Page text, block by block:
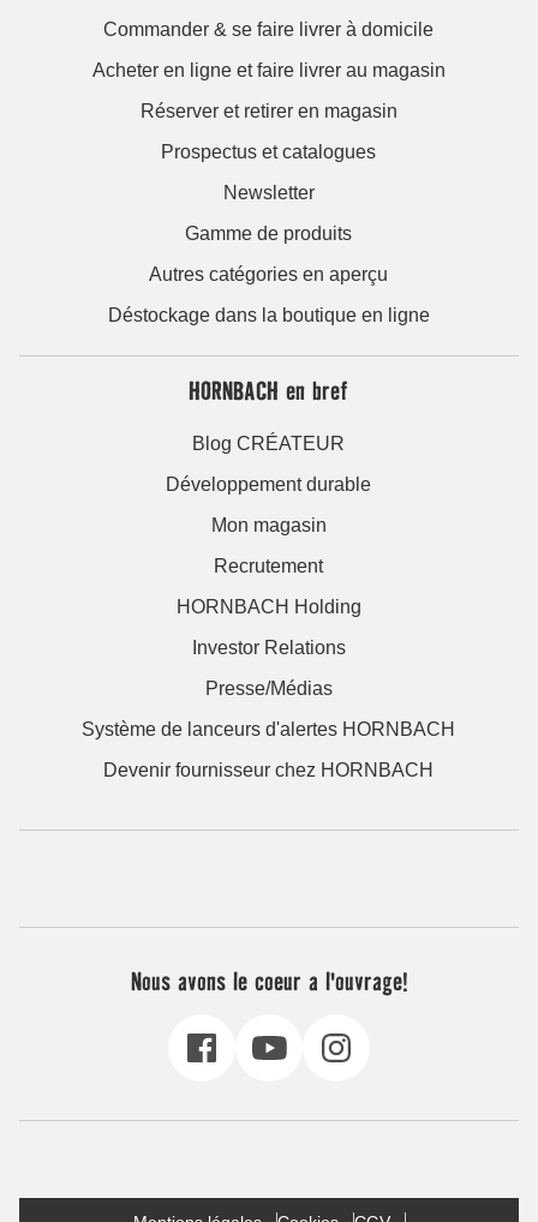
Commander & se faire livrer à domicile
Acheter en ligne et faire livrer au magasin
Réserver et retirer en magasin
Prospectus et catalogues
Newsletter
Gamme de produits
Autres catégories en aperçu
Déstockage dans la boutique en ligne
HORNBACH en bref
Blog CRÉATEUR
Développement durable
Mon magasin
Recrutement
HORNBACH Holding
Investor Relations
Presse/Médias
Système de lanceurs d'alertes HORNBACH
Devenir fournisseur chez HORNBACH
Nous avons le coeur a l'ouvrage!